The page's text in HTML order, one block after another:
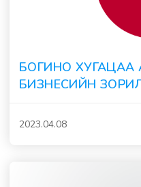
БОГИНО ХУГАЦАА
БИЗНЕСИЙН
2023.04.08